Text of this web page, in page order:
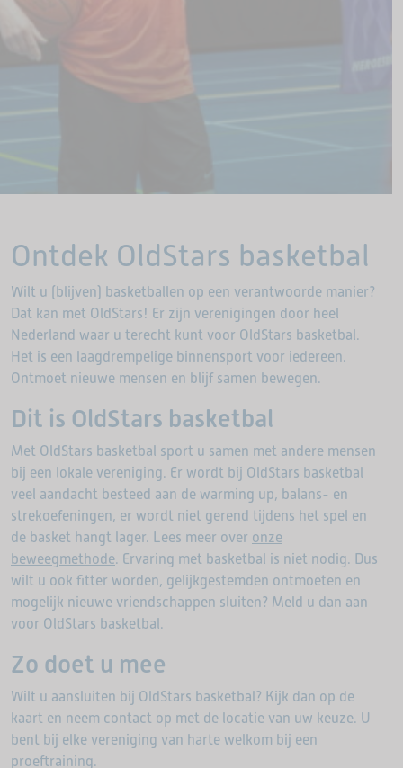
Ontdek OldStars basketbal
Wilt u (blijven) basketballen op een verantwoorde manier?
Dat kan met OldStars! Er zijn verenigingen door heel
Nederland waar u terecht kunt voor OldStars basketbal.
Het is een laagdrempelige binnensport voor iedereen.
Ontmoet nieuwe mensen en blijf samen bewegen.
Dit is OldStars basketbal
Met OldStars basketbal sport u samen met andere mensen
bij een lokale vereniging. Er wordt bij OldStars basketbal
veel aandacht besteed aan de warming up, balans- en
strekoefeningen, er wordt niet gerend tijdens het spel en
de basket hangt lager. Lees meer over onze
beweegmethode. Ervaring met basketbal is niet nodig. Dus
wilt u ook fitter worden, gelijkgestemden ontmoeten en
mogelijk nieuwe vriendschappen sluiten? Meld u dan aan
voor OldStars basketbal.
Zo doet u mee
Wilt u aansluiten bij OldStars basketbal? Kijk dan op de
kaart en neem contact op met de locatie van uw keuze. U
bent bij elke vereniging van harte welkom bij een
proeftraining.